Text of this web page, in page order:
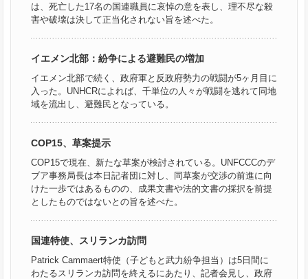
は、死亡した17名の国連職員に哀悼の意を表し、理不尽な殺
害や破壊は決して正当化されない旨を述べた。
イエメン北部：紛争による避難民の増加
イエメン北部で続く、政府軍と反政府勢力の戦闘が5ヶ月目に
入った。UNHCRによれば、千単位の人々が戦闘を逃れて同地
域を流出し、避難民となっている。
COP15、草案提示
COP15で現在、新たな草案が検討されている。UNFCCCのデ
ブア事務局長は本日記者団に対し、同草案が交渉の前進に向
けた一歩ではあるものの、成果文書や法的文書の採択を前提
としたものではないとの旨を述べた。
国連特使、スリランカ訪問
Patrick Cammaert特使（子どもと武力紛争担当）は5日間に
わたるスリランカ訪問を終えるにあたり、記者会見し、政府